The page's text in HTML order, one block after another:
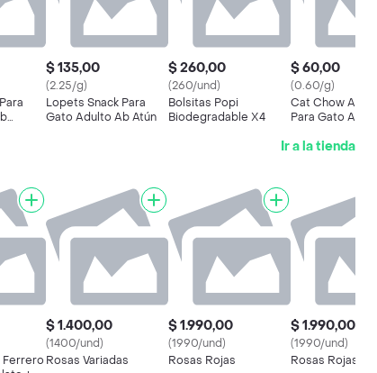
$ 135,00
(2.25/g)
Lopets Snack Para
Gato Adulto Ab Atún
$ 260,00
(260/und)
Bolsitas Popi
Biodegradable X4
$ 60,00
(0.60/g)
Cat Chow
Para Gato
Ir a la tienda
Ferrero
$ 1.400,00
(1400/und)
Rosas Variadas
$ 1.990,00
(1990/und)
Rosas Rojas
$ 1.990,00
(1990/und)
Rosas Rojas